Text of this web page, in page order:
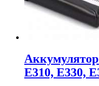
E310, E330,